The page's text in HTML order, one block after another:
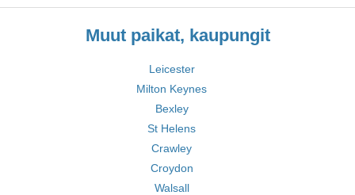
Muut paikat, kaupungit
Leicester
Milton Keynes
Bexley
St Helens
Crawley
Croydon
Walsall